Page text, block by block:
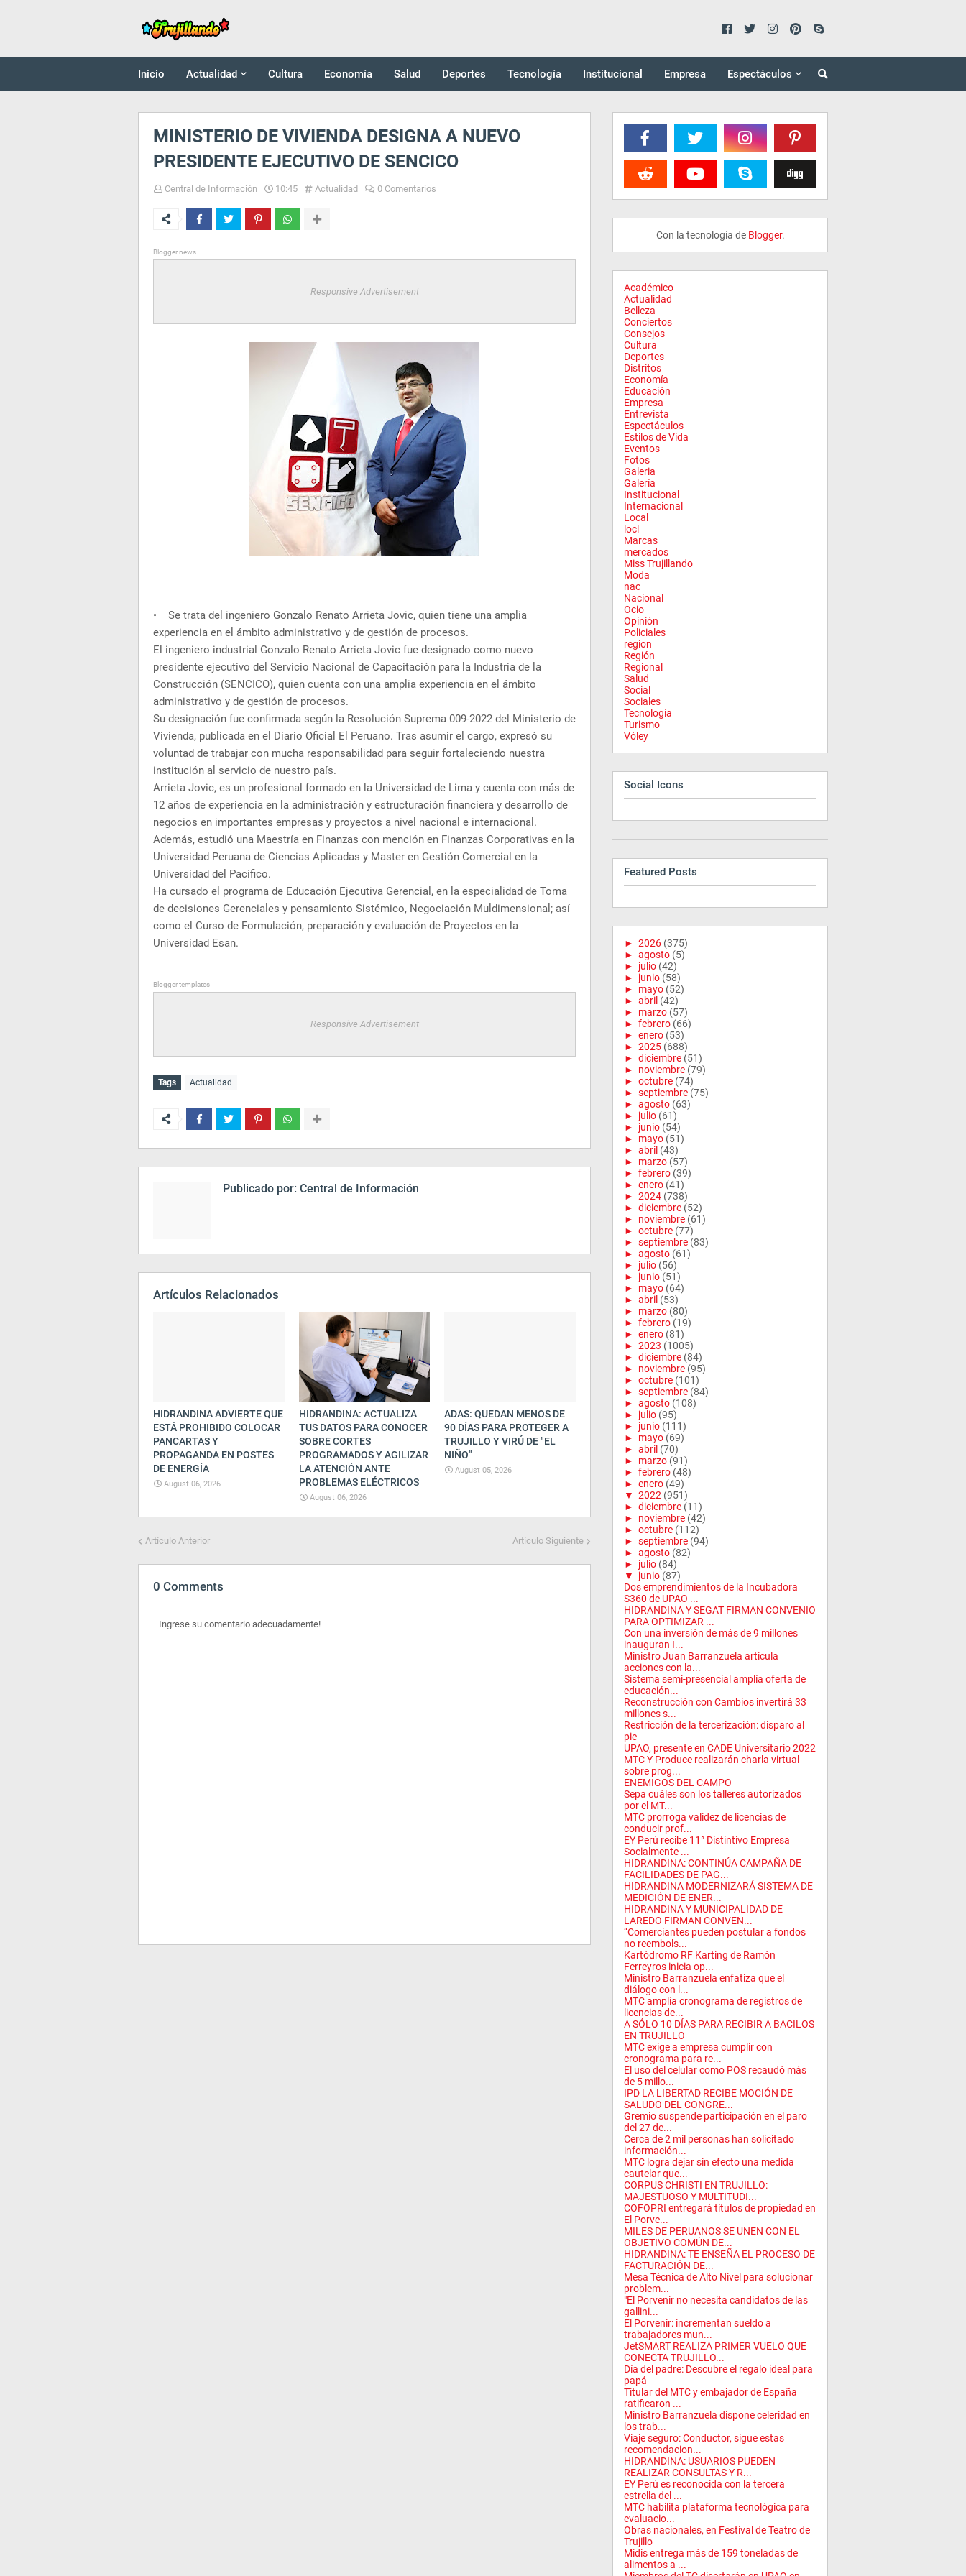
Inicio Actualidad Cultura Economía Salud Deportes Tecnología Institucional Empresa Espectáculos
MINISTERIO DE VIVIENDA DESIGNA A NUEVO
PRESIDENTE EJECUTIVO DE SENCICO
Central de Información 10:45 Actualidad 0 Comentarios
Blogger news
Responsive Advertisement
• Se trata del ingeniero Gonzalo Renato Arrieta Jovic, quien tiene una amplia
experiencia en el ámbito administrativo y de gestión de procesos.
El ingeniero industrial Gonzalo Renato Arrieta Jovic fue designado como nuevo
presidente ejecutivo del Servicio Nacional de Capacitación para la Industria de la
Construcción (SENCICO), quien cuenta con una amplia experiencia en el ámbito
administrativo y de gestión de procesos.
Su designación fue confirmada según la Resolución Suprema 009-2022 del Ministerio de
Vivienda, publicada en el Diario Oficial El Peruano. Tras asumir el cargo, expresó su
voluntad de trabajar con mucha responsabilidad para seguir fortaleciendo nuestra
institución al servicio de nuestro país.
Arrieta Jovic, es un profesional formado en la Universidad de Lima y cuenta con más de
12 años de experiencia en la administración y estructuración financiera y desarrollo de
negocios en importantes empresas y proyectos a nivel nacional e internacional.
Además, estudió una Maestría en Finanzas con mención en Finanzas Corporativas en la
Universidad Peruana de Ciencias Aplicadas y Master en Gestión Comercial en la
Universidad del Pacífico.
Ha cursado el programa de Educación Ejecutiva Gerencial, en la especialidad de Toma
de decisiones Gerenciales y pensamiento Sistémico, Negociación Muldimensional; así
como el Curso de Formulación, preparación y evaluación de Proyectos en la
Universidad Esan.
Blogger templates
Responsive Advertisement
Tags Actualidad
Publicado por: Central de Información
Artículos Relacionados
HIDRANDINA ADVIERTE QUE
ESTÁ PROHIBIDO COLOCAR
PANCARTAS Y
PROPAGANDA EN POSTES
DE ENERGÍA
August 06, 2026
HIDRANDINA: ACTUALIZA
TUS DATOS PARA CONOCER
SOBRE CORTES
PROGRAMADOS Y AGILIZAR
LA ATENCIÓN ANTE
PROBLEMAS ELÉCTRICOS
August 06, 2026
ADAS: QUEDAN MENOS DE
90 DÍAS PARA PROTEGER A
TRUJILLO Y VIRÚ DE "EL
NIÑO"
August 05, 2026
Artículo Anterior Artículo Siguiente
0 Comments
Ingrese su comentario adecuadamente!
Con la tecnología de Blogger.
Académico
Actualidad
Belleza
Conciertos
Consejos
Cultura
Deportes
Distritos
Economía
Educación
Empresa
Entrevista
Espectáculos
Estilos de Vida
Eventos
Fotos
Galeria
Galería
Institucional
Internacional
Local
locl
Marcas
mercados
Miss Trujillando
Moda
nac
Nacional
Ocio
Opinión
Policiales
region
Región
Regional
Salud
Social
Sociales
Tecnología
Turismo
Vóley
Social Icons
Featured Posts
► 2026 (375)
► agosto (5)
► julio (42)
► junio (58)
► mayo (52)
► abril (42)
► marzo (57)
► febrero (66)
► enero (53)
► 2025 (688)
► diciembre (51)
► noviembre (79)
► octubre (74)
► septiembre (75)
► agosto (63)
► julio (61)
► junio (54)
► mayo (51)
► abril (43)
► marzo (57)
► febrero (39)
► enero (41)
► 2024 (738)
► diciembre (52)
► noviembre (61)
► octubre (77)
► septiembre (83)
► agosto (61)
► julio (56)
► junio (51)
► mayo (64)
► abril (53)
► marzo (80)
► febrero (19)
► enero (81)
► 2023 (1005)
► diciembre (84)
► noviembre (95)
► octubre (101)
► septiembre (84)
► agosto (108)
► julio (95)
► junio (111)
► mayo (69)
► abril (70)
► marzo (91)
► febrero (48)
► enero (49)
▼ 2022 (951)
► diciembre (11)
► noviembre (42)
► octubre (112)
► septiembre (94)
► agosto (82)
► julio (84)
▼
junio (87)
Dos emprendimientos de la Incubadora
S360 de UPAO ...
HIDRANDINA Y SEGAT FIRMAN CONVENIO
PARA OPTIMIZAR ...
Con una inversión de más de 9 millones
inauguran I...
Ministro Juan Barranzuela articula
acciones con la...
Sistema semi-presencial amplía oferta de
educación...
Reconstrucción con Cambios invertirá 33
millones s...
Restricción de la tercerización: disparo al
pie
UPAO, presente en CADE Universitario 2022
MTC Y Produce realizarán charla virtual
sobre prog...
ENEMIGOS DEL CAMPO
Sepa cuáles son los talleres autorizados
por el MT...
MTC prorroga validez de licencias de
conducir prof...
EY Perú recibe 11° Distintivo Empresa
Socialmente ...
HIDRANDINA: CONTINÚA CAMPAÑA DE
FACILIDADES DE PAG...
HIDRANDINA MODERNIZARÁ SISTEMA DE
MEDICIÓN DE ENER...
HIDRANDINA Y MUNICIPALIDAD DE
LAREDO FIRMAN CONVEN...
“Comerciantes pueden postular a fondos
no reembols...
Kartódromo RF Karting de Ramón
Ferreyros inicia op...
Ministro Barranzuela enfatiza que el
diálogo con l...
MTC amplía cronograma de registros de
licencias de...
A SÓLO 10 DÍAS PARA RECIBIR A BACILOS
EN TRUJILLO
MTC exige a empresa cumplir con
cronograma para re...
El uso del celular como POS recaudó más
de 5 millo...
IPD LA LIBERTAD RECIBE MOCIÓN DE
SALUDO DEL CONGRE...
Gremio suspende participación en el paro
del 27 de...
Cerca de 2 mil personas han solicitado
información...
MTC logra dejar sin efecto una medida
cautelar que...
CORPUS CHRISTI EN TRUJILLO:
MAJESTUOSO Y MULTITUDI...
COFOPRI entregará títulos de propiedad en
El Porve...
MILES DE PERUANOS SE UNEN CON EL
OBJETIVO COMÚN DE...
HIDRANDINA: TE ENSEÑA EL PROCESO DE
FACTURACIÓN DE...
Mesa Técnica de Alto Nivel para solucionar
problem...
"El Porvenir no necesita candidatos de las
gallini...
El Porvenir: incrementan sueldo a
trabajadores mun...
JetSMART REALIZA PRIMER VUELO QUE
CONECTA TRUJILLO...
Día del padre: Descubre el regalo ideal para
papá
Titular del MTC y embajador de España
ratificaron ...
Ministro Barranzuela dispone celeridad en
los trab...
Viaje seguro: Conductor, sigue estas
recomendacion...
HIDRANDINA: USUARIOS PUEDEN
REALIZAR CONSULTAS Y R...
EY Perú es reconocida con la tercera
estrella del ...
MTC habilita plataforma tecnológica para
evaluacio...
Obras nacionales, en Festival de Teatro de
Trujillo
Midis entrega más de 159 toneladas de
alimentos a ...